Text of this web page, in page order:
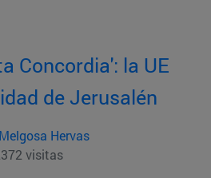
Concordia': la UE
de Jerusalén
Hervas
visitas